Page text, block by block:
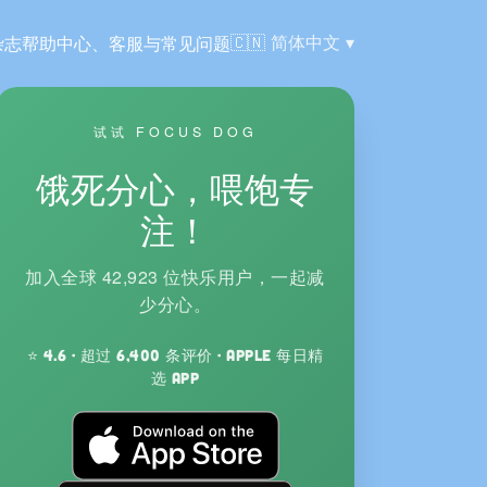
志帮助中心、客服与常见问题🇨🇳 语言:
简体中文
试试 FOCUS DOG
饿死分心，喂饱专
注！
加入全球 42,923 位快乐用户，一起减
少分心。
⭐ 4.6 · 超过 6,400 条评价 · Apple 每日精
选 App